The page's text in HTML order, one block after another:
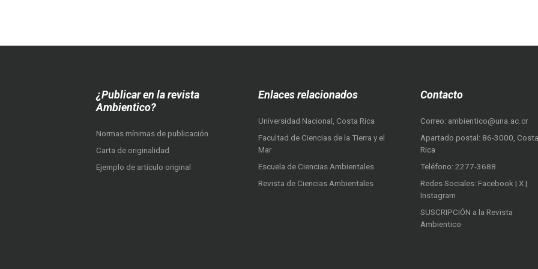
¿Publicar en la revista
Ambientico?
Normas mínimas de publicación
Carta de originalidad
Ejemplo de artículo original
Enlaces relacionados
Universidad Nacional, Costa Rica
Facultad de Ciencias de la Tierra y el
Mar
Escuela de Ciencias Ambientales
Revista de Ciencias Ambientales
Contacto
Correo: ambientico@una.ac.cr
Apartado postal: 86-3000, Costa
Rica
Teléfono: 2277-3688
Redes Sociales: Facebook | X |
Instagram
SUSCRIPCIÓN a la Revista
Ambientico